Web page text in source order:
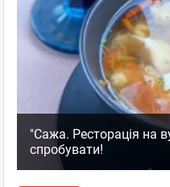
"Сажа. Ресторація на
спробувати!